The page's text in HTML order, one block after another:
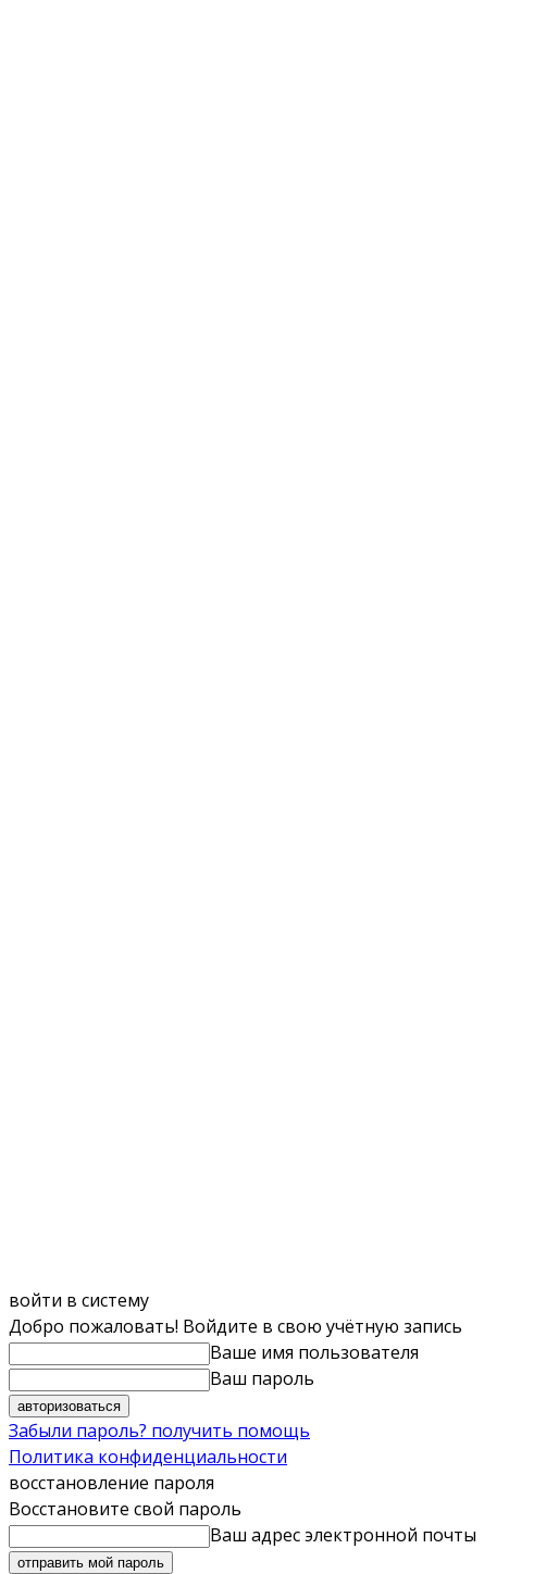
войти в систему
Добро пожаловать! Войдите в свою учётную запись
Ваше имя пользователя
Ваш пароль
Забыли пароль? получить помощь
Политика конфиденциальности
восстановление пароля
Восстановите свой пароль
Ваш адрес электронной почты